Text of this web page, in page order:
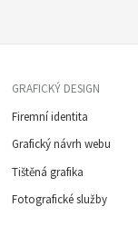
GRAFICKÝ DESIGN
Firemní identita
Grafický návrh webu
Tištěná grafika
Fotografické služby